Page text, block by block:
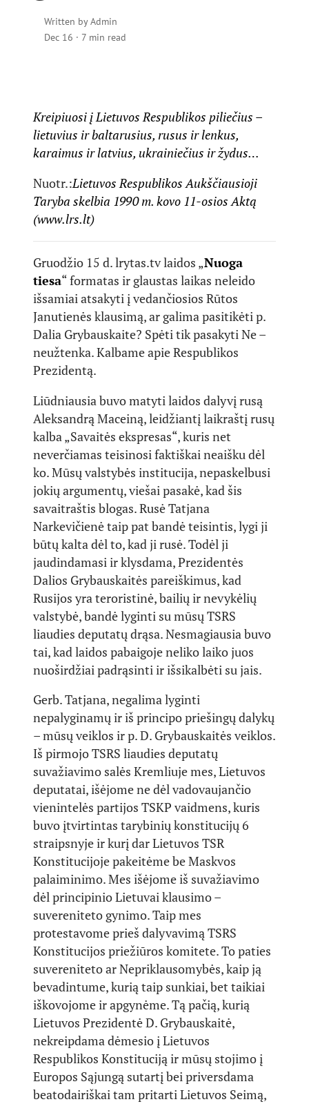
Written byAdmin
Dec 16 · 7 min read
Kreipiuosi į Lietuvos Respublikos piliečius –
lietuvius ir baltarusius, rusus ir lenkus,
karaimus ir latvius, ukrainiečius ir žydus…
Nuotr.:Lietuvos Respublikos Aukščiausioji
Taryba skelbia 1990 m. kovo 11-osios Aktą
(www.lrs.lt)
Gruodžio 15 d. lrytas.tv laidos „Nuoga
tiesa“ formatas ir glaustas laikas neleido
išsamiai atsakyti į vedančiosios Rūtos
Janutienės klausimą, ar galima pasitikėti p.
Dalia Grybauskaite? Spėti tik pasakyti Ne –
neužtenka. Kalbame apie Respublikos
Prezidentą.
Liūdniausia buvo matyti laidos dalyvį rusą
Aleksandrą Maceiną, leidžiantį laikraštį rusų
kalba „Savaitės ekspresas“, kuris net
neverčiamas teisinosi faktiškai neaišku dėl
ko. Mūsų valstybės institucija, nepaskelbusi
jokių argumentų, viešai pasakė, kad šis
savaitraštis blogas. Rusė Tatjana
Narkevičienė taip pat bandė teisintis, lygi ji
būtų kalta dėl to, kad ji rusė. Todėl ji
jaudindamasi ir klysdama, Prezidentės
Dalios Grybauskaitės pareiškimus, kad
Rusijos yra teroristinė, bailių ir nevykėlių
valstybė, bandė lyginti su mūsų TSRS
liaudies deputatų drąsa. Nesmagiausia buvo
tai, kad laidos pabaigoje neliko laiko juos
nuoširdžiai padrąsinti ir išsikalbėti su jais.
Gerb. Tatjana, negalima lyginti
nepalyginamų ir iš principo priešingų dalykų
– mūsų veiklos ir p. D. Grybauskaitės veiklos.
Iš pirmojo TSRS liaudies deputatų
suvažiavimo salės Kremliuje mes, Lietuvos
deputatai, išėjome ne dėl vadovaujančio
vienintelės partijos TSKP vaidmens, kuris
buvo įtvirtintas tarybinių konstitucijų 6
straipsnyje ir kurį dar Lietuvos TSR
Konstitucijoje pakeitėme be Maskvos
palaiminimo. Mes išėjome iš suvažiavimo
dėl principinio Lietuvai klausimo –
suvereniteto gynimo. Taip mes
protestavome prieš dalyvavimą TSRS
Konstitucijos priežiūros komitete. To paties
suvereniteto ar Nepriklausomybės, kaip ją
bevadintume, kurią taip sunkiai, bet taikiai
iškovojome ir apgynėme. Tą pačią, kurią
Lietuvos Prezidentė D. Grybauskaitė,
nekreipdama dėmesio į Lietuvos
Respublikos Konstituciją ir mūsų stojimo į
Europos Sąjungą sutartį bei priversdama
beatodairiškai tam pritarti Lietuvos Seimą,